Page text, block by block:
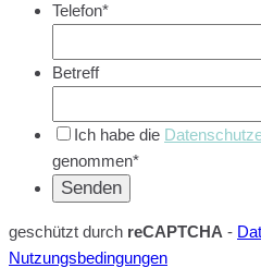
Telefon*
Betreff
Ich habe die
genommen*
geschützt durch reCAPTCHA -
Nutzungsbedingungen